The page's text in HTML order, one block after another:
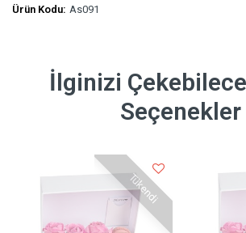
Ürün Kodu: As091
İlginizi
Seçenekler
Tükendi